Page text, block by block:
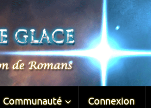
Communauté Connexion